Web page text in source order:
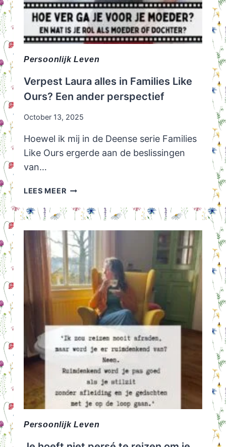
Persoonlijk Leven
Verpest Laura alles in Families Like
Ours? Een ander perspectief
October 13, 2025
Hoewel ik mij in de Deense serie Families
Like Ours ergerde aan de beslissingen
van…
LEES MEERVERPEST
ALLES
FAMILIES
LIKE
OURS?
EEN
ANDER
PERSPECTIEF
Persoonlijk Leven